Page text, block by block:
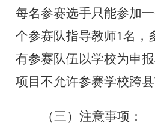
每名参赛选手只能参加
个参赛队指导教师1名，
有参赛队伍以学校为申
项目不允许参赛学校跨县
（三）注意事项：